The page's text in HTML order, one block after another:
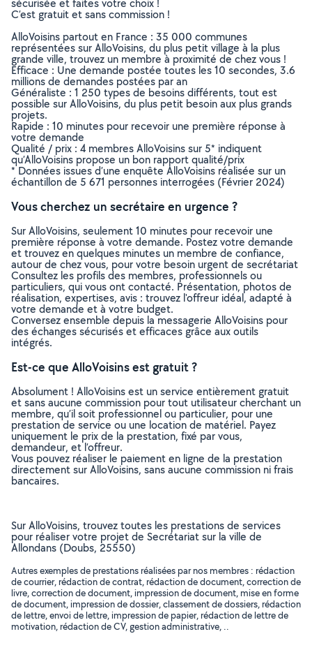
sécurisée et faites votre choix !
C’est gratuit et sans commission !
AlloVoisins partout en France : 35 000 communes
représentées sur AlloVoisins, du plus petit village à la plus
grande ville, trouvez un membre à proximité de chez vous !
Efficace : Une demande postée toutes les 10 secondes, 3.6
millions de demandes postées par an
Généraliste : 1 250 types de besoins différents, tout est
possible sur AlloVoisins, du plus petit besoin aux plus grands
projets.
Rapide : 10 minutes pour recevoir une première réponse à
votre demande
Qualité / prix : 4 membres AlloVoisins sur 5* indiquent
qu’AlloVoisins propose un bon rapport qualité/prix
* Données issues d’une enquête AlloVoisins réalisée sur un
échantillon de 5 671 personnes interrogées (Février 2024)
Vous cherchez un secrétaire en urgence ?
Sur AlloVoisins, seulement 10 minutes pour recevoir une
première réponse à votre demande. Postez votre demande
et trouvez en quelques minutes un membre de confiance,
autour de chez vous, pour votre besoin urgent de secrétariat
Consultez les profils des membres, professionnels ou
particuliers, qui vous ont contacté. Présentation, photos de
réalisation, expertises, avis : trouvez l'offreur idéal, adapté à
votre demande et à votre budget.
Conversez ensemble depuis la messagerie AlloVoisins pour
des échanges sécurisés et efficaces grâce aux outils
intégrés.
Est-ce que AlloVoisins est gratuit ?
Absolument ! AlloVoisins est un service entièrement gratuit
et sans aucune commission pour tout utilisateur cherchant un
membre, qu’il soit professionnel ou particulier, pour une
prestation de service ou une location de matériel. Payez
uniquement le prix de la prestation, fixé par vous,
demandeur, et l’offreur.
Vous pouvez réaliser le paiement en ligne de la prestation
directement sur AlloVoisins, sans aucune commission ni frais
bancaires.
Sur AlloVoisins, trouvez toutes les prestations de services
pour réaliser votre projet de Secrétariat sur la ville de
Allondans (Doubs, 25550)
Autres exemples de prestations réalisées par nos membres : rédaction
de courrier, rédaction de contrat, rédaction de document, correction de
livre, correction de document, impression de document, mise en forme
de document, impression de dossier, classement de dossiers, rédaction
de lettre, envoi de lettre, impression de papier, rédaction de lettre de
motivation, rédaction de CV, gestion administrative, ..